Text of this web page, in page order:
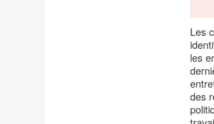
Les
les
des